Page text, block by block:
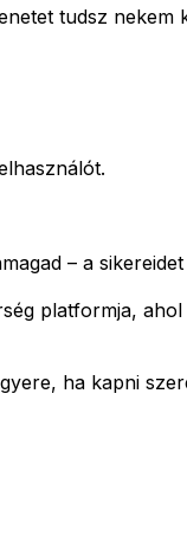
tudsz nekem
– a
platformja,
ha kapni